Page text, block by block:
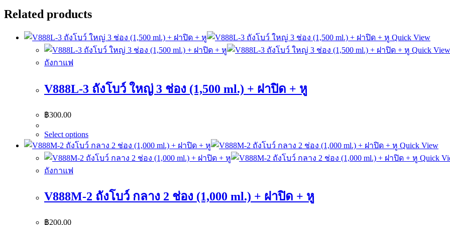
Related products
Quick View
Quick View
ถังกาแฟ
V888L-3 ถังโบว์ ใหญ่ 3 ช่อง (1,500 ml.) + ฝาปิด + หู
฿300.00
Select options
Quick View
Quick
ถังกาแฟ
V888M-2 ถังโบว์ กลาง 2 ช่อง (1,000 ml.) + ฝาปิด + หู
฿200.00